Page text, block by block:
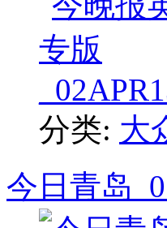
分类: 大
今日青岛